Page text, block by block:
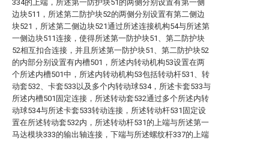
334的上端，所述第一防护块51的两侧分别设置有第一侧
边块511，所述第二防护块52的两侧分别设置有第二侧边
块521，所述第二侧边块521通过所述连接机构54与所述第
一侧边块511连接，使得所述第一防护块51、第二防护块
52相互扣合连接，并且所述第一防护块51、第二防护块52
的内部分别设置有内槽501，所述内转动机构53设置在两
个所述内槽501中，所述内转动机构53包括转动杆531、转
动套532、卡套533以及多个内转动球534，所述卡套533与
所述内槽501固定连接，所述转动套532通过多个所述内转
动球534与所述卡套533转动连接，所述转动杆531固定设
置在所述转动套532内，所述转动杆531的上端与所述第一
马达模块333的输出轴连接，下端与所述螺纹杆337的上端